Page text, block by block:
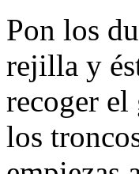
Pon los
rejilla y
recoger
los